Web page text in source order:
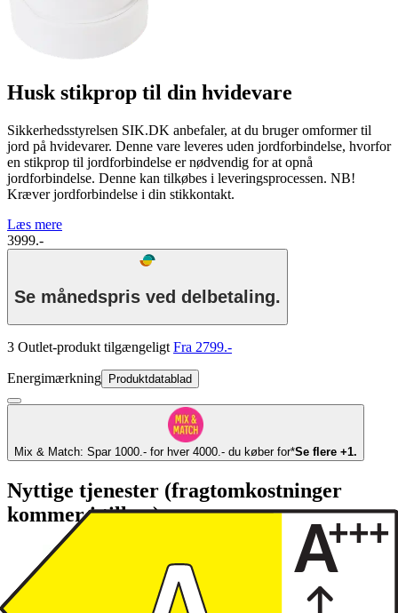
Husk stikprop til din hvidevare
Sikkerhedsstyrelsen SIK.DK anbefaler, at du bruger omformer til
jord på hvidevarer. Denne vare leveres uden jordforbindelse, hvorfor
en stikprop til jordforbindelse er nødvendig for at opnå
jordforbindelse. Denne kan tilkøbes i leveringsprocessen. NB!
Kræver jordforbindelse i din stikkontakt.
Læs mere
3999.-
Se månedspris ved delbetaling.
3 Outlet-produkt tilgængeligt Fra 2799.-
Energimærkning Produktdatablad
Mix & Match: Spar 1000.- for hver 4000.- du køber for*Se flere +1.
Nyttige tjenester (fragtomkostninger
kommer i tillæg)